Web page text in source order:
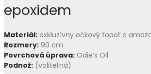
epoxidem
Materiál: exkluzívny očkový topoľ a
Rozmery: 90 cm
Povrchová úprava: Odie’s Oil
Podnož: (voliteľná)